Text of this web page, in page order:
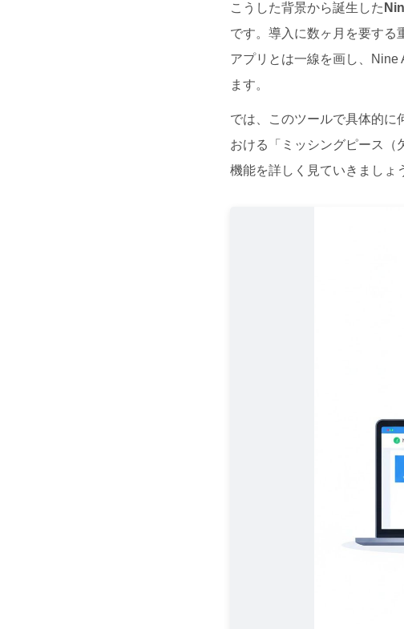
こうした背景から誕生した
です。導入に数ヶ月を要する
アプリとは一線を画し、Nine
ます。
では、このツールで具体的に
おける「ミッシングピース（
機能を詳しく見ていきましょ